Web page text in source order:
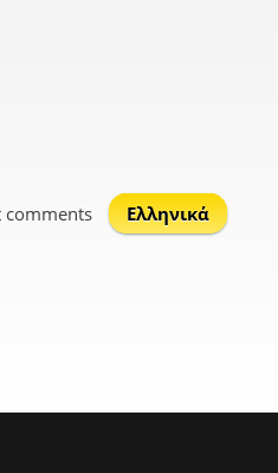
comments Ελληνικά